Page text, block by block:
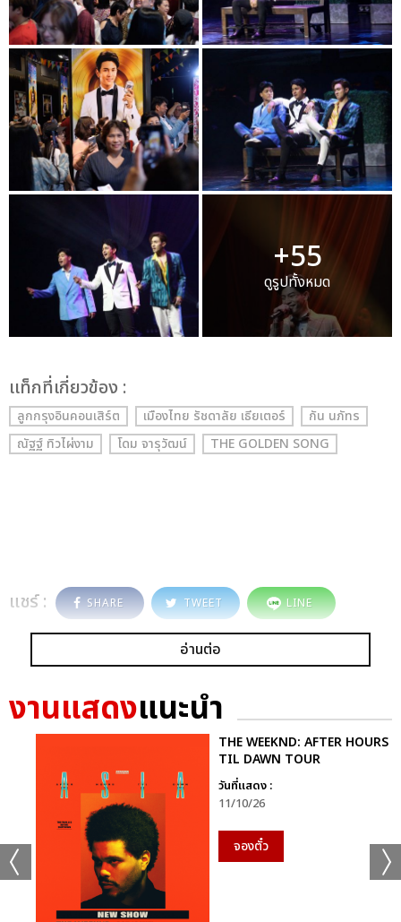
+55
ดูรูปทั้งหมด
เเท็กที่เกี่ยวข้อง :
ลูกกรุงอินคอนเสิร์ต เมืองไทย รัชดาลัย เธียเตอร์
กัน นภัทร
ณัฐฐ์ ทิวไผ่งาม
โดม จารุวัฒน์ THE GOLDEN SONG
แชร์ : SHARE TWEET LINE
อ่านต่อ
งานแสดงแนะนำ
THE WEEKND: AFTER HOURS
TIL DAWN TOUR
วันที่แสดง :
11/10/26
จองตั๋ว